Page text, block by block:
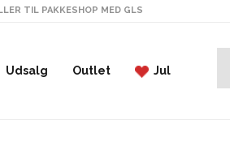
TIL PAKKESHOP MED GLS
Udsalg Outlet Jul